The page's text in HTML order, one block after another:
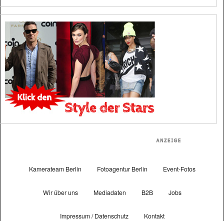
Kamerateam Berlin Fotoagentur Berlin Event-Fotos
Wir über uns Mediadaten B2B Jobs
Impressum / Datenschutz Kontakt